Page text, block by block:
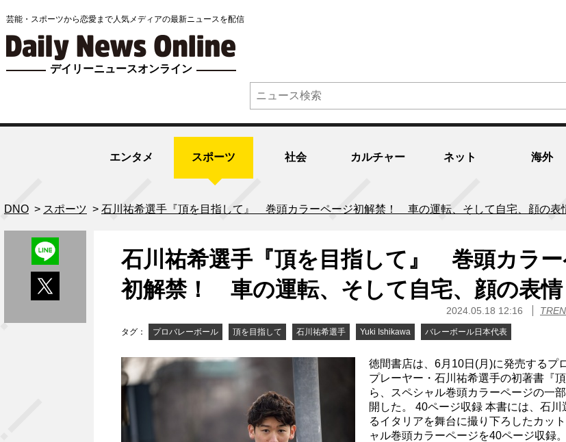
芸能・スポーツから恋愛まで人気メディアの最新ニュースを配信
デイリーニュースオンライン
エンタメ スポーツ 社会 カルチャー ネット 海外
DNO > スポーツ > 石川祐希選手『頂を目指して』 巻頭カラーページ初解禁！ 車の運転、そして自宅、顔の表
石川祐希選手『頂を目指して』 巻頭カラー
初解禁！ 車の運転、そして自宅、顔の表情
2024.05.18 12:16
タグ： プロバレーボール 頂を目指して 石川祐希選手 Yuki Ishikawa バレーボール日本代表
徳間書店は、6月10日(月)に発売するプ
プレーヤー・石川祐希選手の初著書『
ら、スペシャル巻頭カラーページの一
開した。 40ページ収録 本書には、石川
るイタリアを舞台に撮り下ろしたカッ
ャル巻頭カラーページを40ページ収録